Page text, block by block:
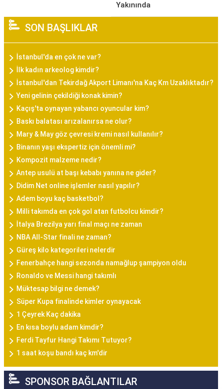
Yakınında
SON BAŞLIKLAR
İstanbul'da en çok ne var?
İlk kadın arkeolog kimdir?
İstanbul'dan Tekirdağ Akport Limanı'na Kaç Km Uzaklıktadır?
Yeni gelinin çekildiği konak kimin?
Kaçış'ta oynayan yabancı oyuncular kim?
Baskı balatası arızalanırsa ne olur?
Mary & May göz çevresi kremi nasıl kullanılır?
Binanın yaşı ekspertiz için önemli mi?
Kompozit malzeme nedir?
Antep usulü at başı kebabı yanına ne gider?
Didim Net online işlemler nasıl yapılır?
Adem boyu kaç basketbol?
Milli takımda en çok gol atan futbolcu kimdir?
İtalya Brezilya yarı final maçı ne zaman
NBA All-Star finali ne zaman?
Güreş kilo kategorileri nelerdir
Fenerbahçe hangi sezonda namağlup şampiyon oldu
Ronaldo ve Messi hangi takımlı
Müktesap bilgi ne demek?
Süper Kupa finalinde kimler oynayacak
1 Çeyrek Kaç dakika
En kısa boylu adam kimdir?
Ferdi Tayfur Hangi Takımı Tutuyor?
1 saat koşu bandı kaç km'dir
SPONSOR BAĞLANTILAR